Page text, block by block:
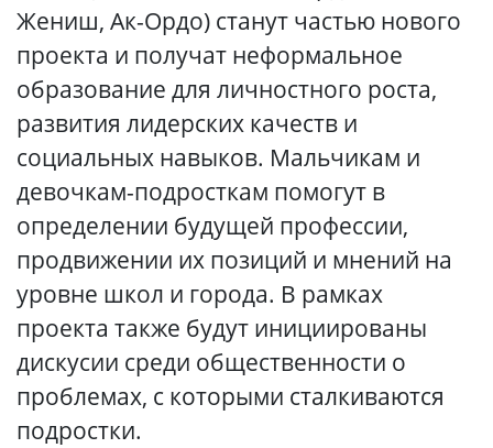
Жениш, Ак-Ордо) станут частью нового
проекта и получат неформальное
образование для личностного роста,
развития лидерских качеств и
социальных навыков. Мальчикам и
девочкам-подросткам помогут в
определении будущей профессии,
продвижении их позиций и мнений на
уровне школ и города. В рамках
проекта также будут инициированы
дискусии среди общественности о
проблемах, с которыми сталкиваются
подростки.